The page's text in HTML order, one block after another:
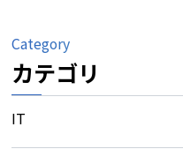
Category
カテゴリ
IT